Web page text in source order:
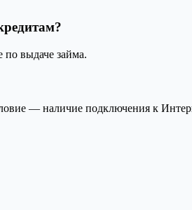
выдаче займа.
— наличие подключения к